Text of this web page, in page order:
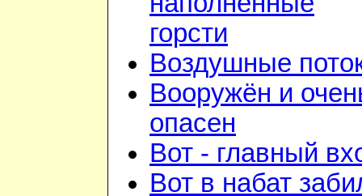
горсти
Воздушные
Вооружён и
опасен
Вот - главный
Вот в набат